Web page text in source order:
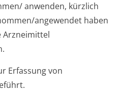
anwenden, kürzlich
an­gewendet haben
Arzneimittel
Erfassung von